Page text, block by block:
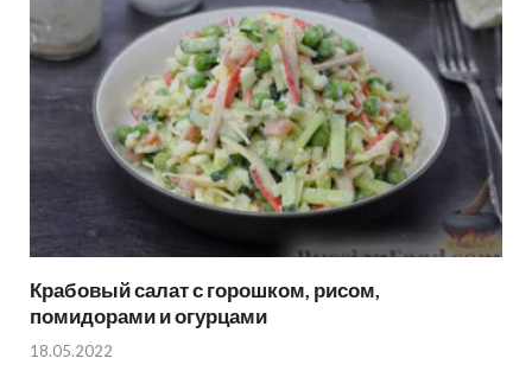
Крабовый салат с горошком, рисом,
помидорами и огурцами
18.05.2022